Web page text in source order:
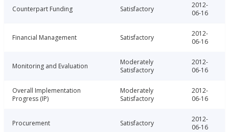
Counterpart Funding Satisfactory
2012-
06-16
Financial Management Satisfactory
2012-
06-16
Monitoring and Evaluation
Moderately
Satisfactory
2012-
06-16
Overall Implementation
Progress (IP)
Moderately
Satisfactory
2012-
06-16
Procurement Satisfactory
2012-
06-16